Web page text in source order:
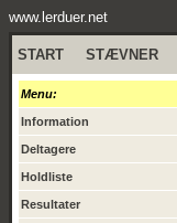
www.lerduer.net
START STÆVNER
Menu:
Information
Deltagere
Holdliste
Resultater